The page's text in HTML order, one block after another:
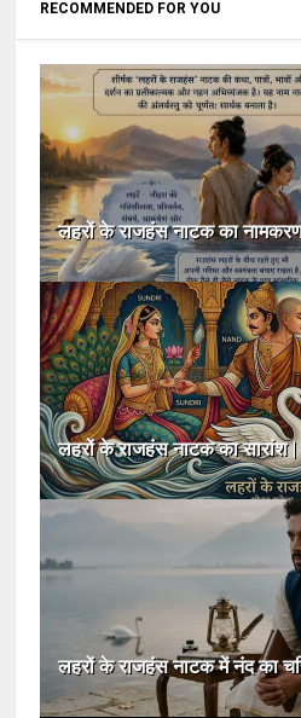
RECOMMENDED FOR YOU
लहरों के राजहंस नाटक का
लहरों के राजहंस नाटक का सारांश |
लहरों के राजहंस नाटक में नंद का